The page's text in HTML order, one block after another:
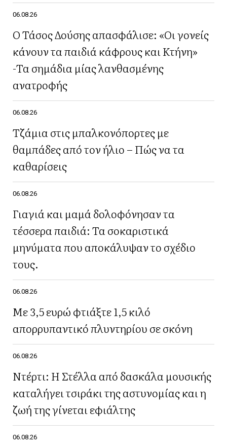
06.08.26
Ο Τάσος Δούσης απασφάλισε: «Οι γονείς
κάνουν τα παιδιά κάφρους και Κτήνη»
-Τα σημάδια μίας λανθασμένης
ανατροφής
06.08.26
Τζάμια στις μπαλκονόπορτες με
θαμπάδες από τον ήλιο – Πώς να τα
καθαρίσεις
06.08.26
Γιαγιά και μαμά δολοφόνησαν τα
τέσσερα παιδιά: Τα σοκαριστικά
μηνύματα που αποκάλυψαν το σχέδιο
τους.
06.08.26
Με 3,5 ευρώ φτιάξτε 1,5 κιλό
απορρυπαντικό πλυντηρίου σε σκόνη
06.08.26
Ντέρτι: Η Στέλλα από δασκάλα μουσικής
καταλήγει τσιράκι της αστυνομίας και η
ζωή της γίνεται εφιάλτης
06.08.26